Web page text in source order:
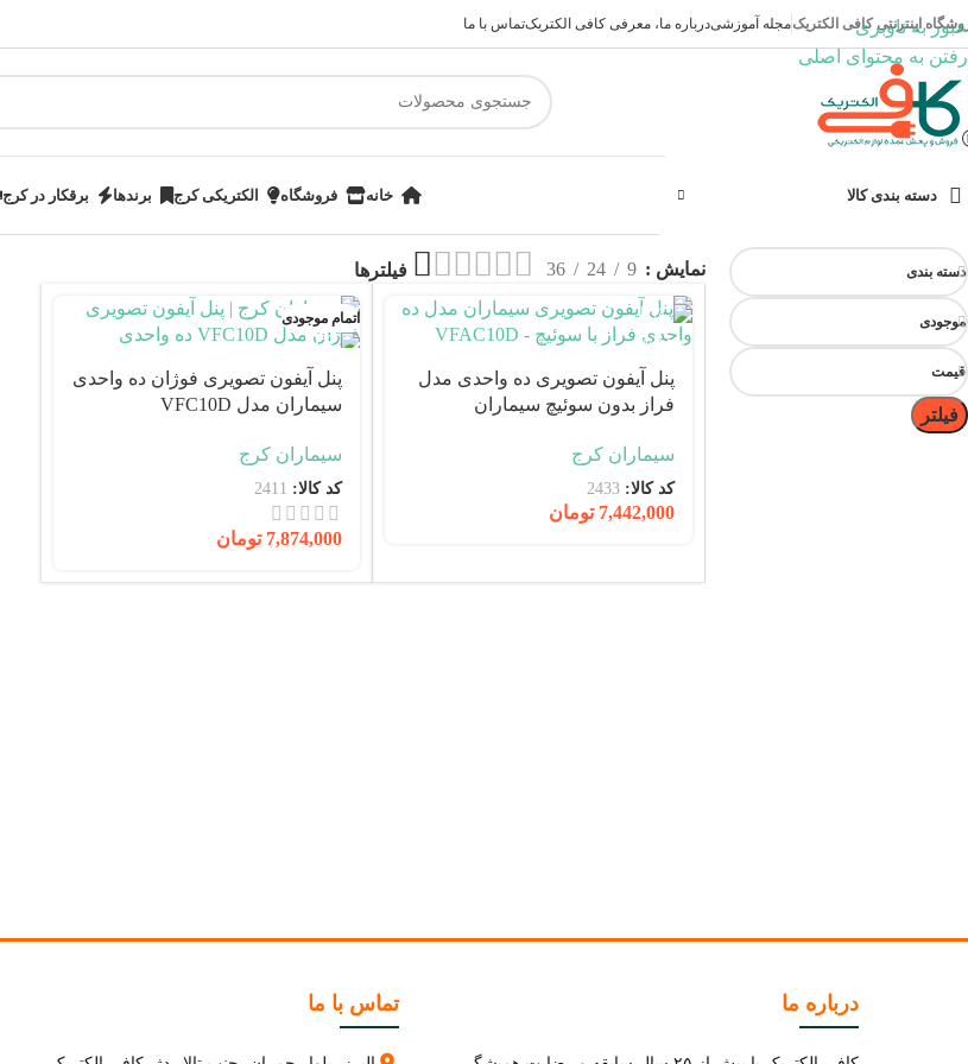
عبور به ناوبری
رفتن به محتوای اصلی
اینترنتی کافی الکتریکمجله آموزشیدرباره ما، معرفی کافی الکتریکتماس با ما
دسته بندی کالا خانه فروشگاه الکتریکی کرج برندها برقکار در کرج
دسته بندی
موجودی
قیمت
فیلتر
نمایش 9
24
36 فیلترها
پنل آیفون تصویری ده واحدی مدل
فراز بدون سوئیچ سیماران
سیماران کرج
کد کالا:2433
7,442,000 تومان
اتمام موجودی
30 ماه گارانتی
پنل آیفون تصویری فوژان ده واحدی
سیماران مدل VFC10D
سیماران کرج
کد کالا: 2411
7,874,000 تومان
درباره ما تماس با ما